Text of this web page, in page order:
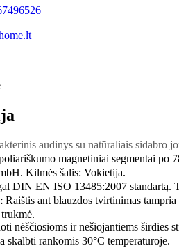
audinys su natūraliais sidabro
magnetiniai segmentai po
Kilmės šalis: Vokietija.
DIN EN ISO 13485:2007 standartą.
Raištis ant blauzdos tvirtinimas
.
nėščiosioms ir nešiojantiems širdies
skalbti rankomis 30°C temperatūroje.